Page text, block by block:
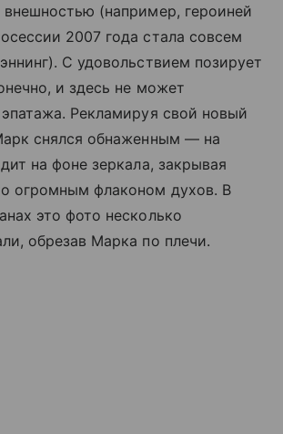
внешностью (например, героиней
2007 года стала совсем
С удовольствием позирует
и здесь не может
Рекламируя свой новый
снялся обнаженным — на
на фоне зеркала, закрывая
огромным флаконом духов. В
это фото несколько
обрезав Марка по плечи.